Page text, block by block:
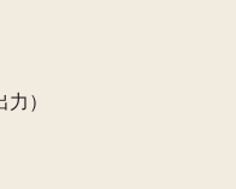
）